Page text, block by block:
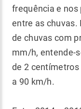
frequência e nos
entre as chuvas.
de chuvas com
mm/h, entende-
de 2
a 90 km/h.